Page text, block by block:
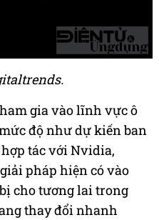
gia vào lĩnh vực ô
độ như dự kiến ban
tác với Nvidia,
pháp hiện có vào
cho tương lai trong
thay đổi nhanh